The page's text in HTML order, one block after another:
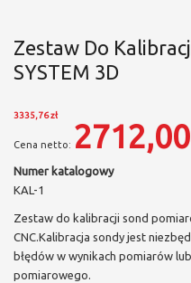
Zestaw Do
SYSTEM 3D
3335,76 zł
2712,00
Numer katalogowy
KAL-1
Zestaw do kalibracji sond
CNC.Kalibracja sondy jest
błędów w wynikach pomiarów
pomiarowego.